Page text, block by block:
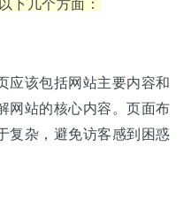
下几个方面：
应该包括网站主要内容和
网站的核心内容。页面布
复杂，避免访客感到困惑